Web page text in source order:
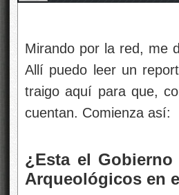
Mirando por la red, me
Allí puedo leer un
traigo aquí para que,
cuentan. Comienza así:
¿Esta el
Arqueológicos en